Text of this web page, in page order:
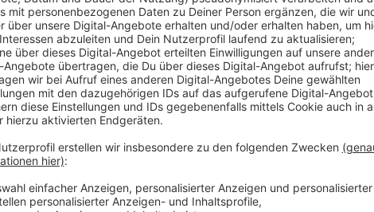
Oliver Drucks
Betrug 1
Anzeige